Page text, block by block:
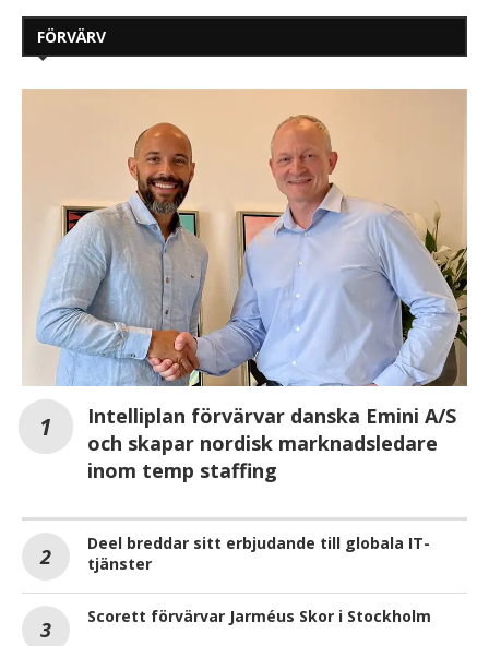
FÖRVÄRV
Intelliplan förvärvar danska Emini A/S
och skapar nordisk marknadsledare
inom temp staffing
Deel breddar sitt erbjudande till globala IT-
tjänster
Scorett förvärvar Jarméus Skor i Stockholm